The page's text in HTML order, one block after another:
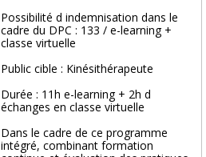
Possibilité d indemnisation dans le
cadre du DPC : 133 / e-learning +
classe virtuelle
Public cible : Kinésithérapeute
Durée : 11h e-learning + 2h d
échanges en classe virtuelle
Dans le cadre de ce programme
intégré, combinant formation